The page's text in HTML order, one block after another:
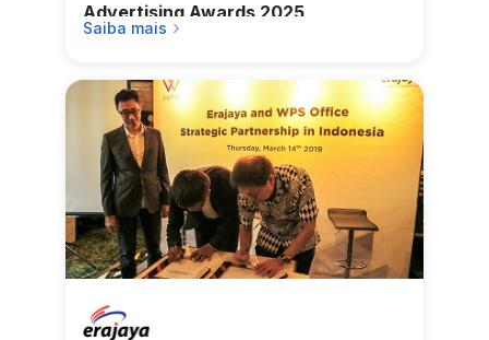
Advertising Awards 2025
Saiba mais